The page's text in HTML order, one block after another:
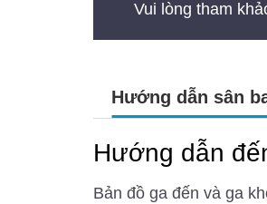
Vui lòng tham
Hướng dẫn sân
Hướng dẫn
Bản đồ ga đến và ga